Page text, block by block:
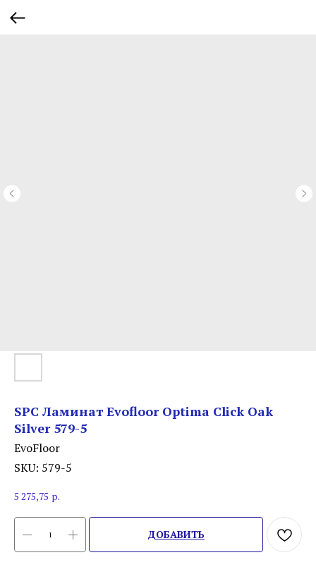
SPC Ламинат Evofloor Optima Click Оak
Silver 579-5
EvoFloor
SKU: 579-5
5 275,75 р.
ДОБАВИТЬ